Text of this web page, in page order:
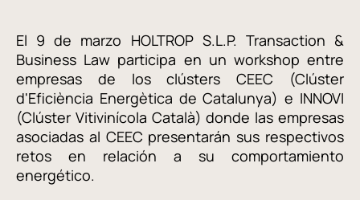
El 9 de marzo HOLTROP S.L.P. Transaction &
Business Law participa en un workshop entre
empresas de los clústers CEEC (Clúster
d'Eficiència Energètica de Catalunya) e INNOVI
(Clúster Vitivinícola Català) donde las empresas
asociadas al CEEC presentarán sus respectivos
retos en relación a su comportamiento
energético.